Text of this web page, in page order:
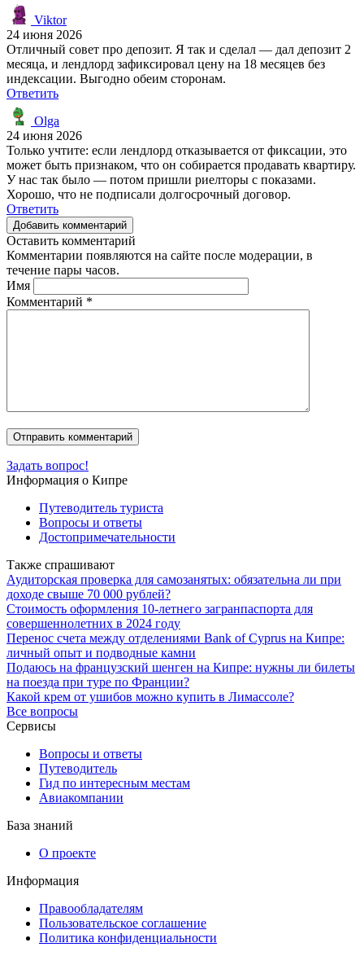
Viktor
24 июня 2026
Отличный совет про депозит. Я так и сделал — дал депозит 2
месяца, и лендлорд зафиксировал цену на 18 месяцев без
индексации. Выгодно обеим сторонам.
Ответить
Olga
24 июня 2026
Только учтите: если лендлорд отказывается от фиксации, это
может быть признаком, что он собирается продавать квартиру.
У нас так было — потом пришли риелторы с показами.
Хорошо, что не подписали долгосрочный договор.
Ответить
Добавить комментарий
Оставить комментарий
Комментарии появляются на сайте после модерации, в
течение пары часов.
Имя
Комментарий *
Задать вопрос!
Информация о Кипре
Путеводитель туриста
Вопросы и ответы
Достопримечательности
Также спрашивают
Аудиторская проверка для самозанятых: обязательна ли при
доходе свыше 70 000 рублей?
Стоимость оформления 10-летнего загранпаспорта для
совершеннолетних в 2024 году
Перенос счета между отделениями Bank of Cyprus на Кипре:
личный опыт и подводные камни
Подаюсь на французский шенген на Кипре: нужны ли билеты
на поезда при туре по Франции?
Какой крем от ушибов можно купить в Лимассоле?
Все вопросы
Сервисы
Вопросы и ответы
Путеводитель
Гид по интересным местам
Авиакомпании
База знаний
О проекте
Информация
Правообладателям
Пользовательское соглашение
Политика конфиденциальности